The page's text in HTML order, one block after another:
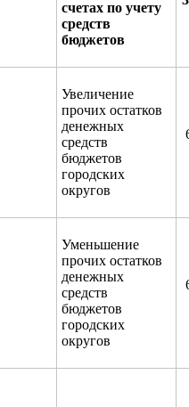
счетах по учету
средств
бюджетов
Увеличение
прочих остатков
денежных
средств
бюджетов
городских
округов
Уменьшение
прочих остатков
денежных
средств
бюджетов
городских
округов